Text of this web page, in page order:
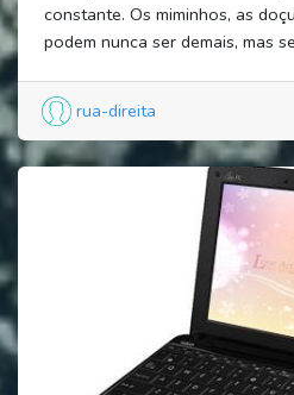
constante. Os miminhos, as
podem nunca ser demais, mas
rua-direita